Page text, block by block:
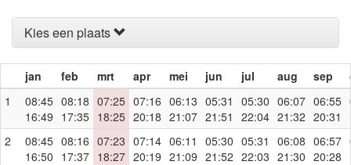
Kies een plaats
jan feb mrt apr mei jun jul aug sep
1
08:45
16:49
08:18
17:35
07:25
18:25
07:16
20:18
06:13
21:07
05:31
21:51
05:30
22:04
06:07
21:32
06:55
20:31
2
08:45
16:50
08:16
17:37
07:23
18:27
07:14
20:19
06:11
21:09
05:30
21:52
05:31
22:03
06:08
21:30
06:57
20:28